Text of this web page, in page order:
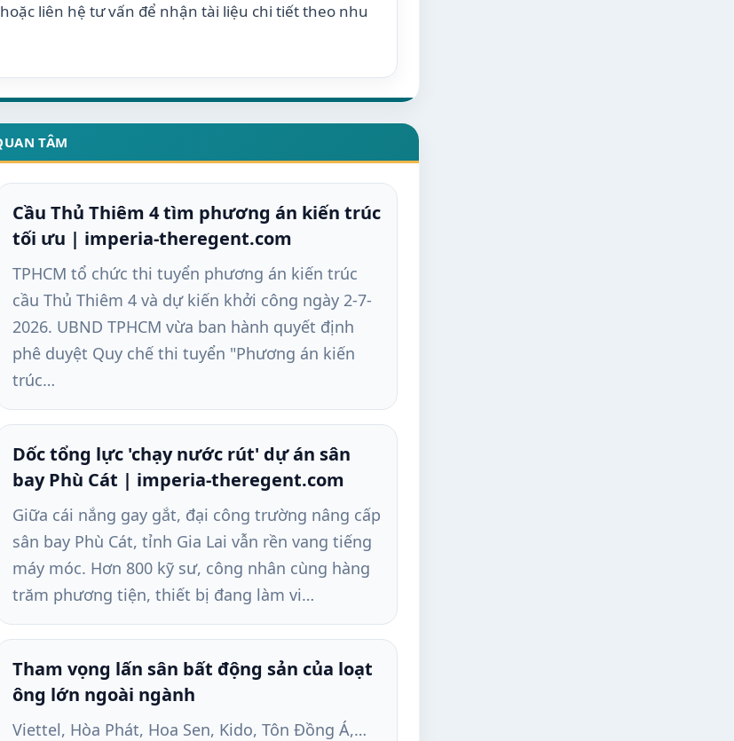
liên hệ tư vấn để nhận tài liệu chi tiết theo nhu
TÂM
Cầu Thủ Thiêm 4 tìm phương án kiến trúc
tối ưu | imperia-theregent.com
TPHCM tổ chức thi tuyển phương án kiến trúc
cầu Thủ Thiêm 4 và dự kiến khởi công ngày 2-7-
2026. UBND TPHCM vừa ban hành quyết định
phê duyệt Quy chế thi tuyển "Phương án kiến
trúc…
Dốc tổng lực 'chạy nước rút' dự án sân
bay Phù Cát | imperia-theregent.com
Giữa cái nắng gay gắt, đại công trường nâng cấp
sân bay Phù Cát, tỉnh Gia Lai vẫn rền vang tiếng
máy móc. Hơn 800 kỹ sư, công nhân cùng hàng
trăm phương tiện, thiết bị đang làm vi…
Tham vọng lấn sân bất động sản của loạt
ông lớn ngoài ngành
Viettel, Hòa Phát, Hoa Sen, Kido, Tôn Đồng Á,…